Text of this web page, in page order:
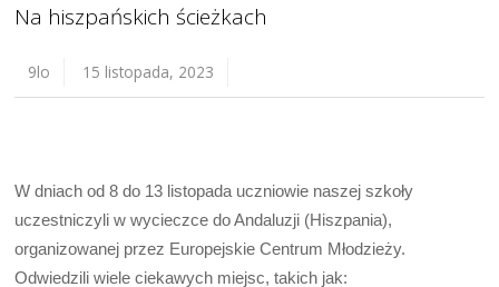
Na hiszpańskich ścieżkach
9lo 15 listopada, 2023
W dniach od 8 do 13 listopada uczniowie naszej szkoły
uczestniczyli w wycieczce do Andaluzji (Hiszpania),
organizowanej przez Europejskie Centrum Młodzieży.
Odwiedzili wiele ciekawych miejsc, takich jak: